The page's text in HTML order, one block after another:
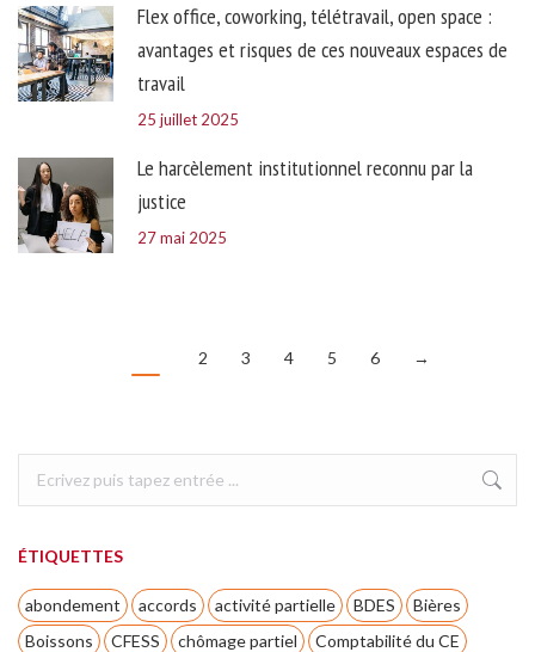
Flex office, coworking, télétravail, open space :
avantages et risques de ces nouveaux espaces de
travail
25 juillet 2025
Le harcèlement institutionnel reconnu par la
justice
27 mai 2025
2 3 4 5 6 →
ÉTIQUETTES
abondement accords activité partielle BDES
Bières
Boissons
CFESS chômage partiel
Comptabilité du CE